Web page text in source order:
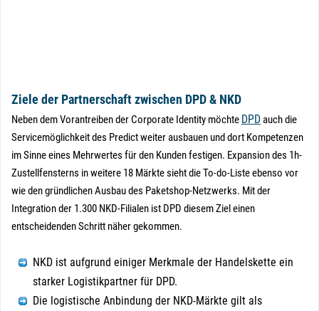
Ziele der Partnerschaft zwischen DPD & NKD
Neben dem Vorantreiben der Corporate Identity möchte DPDauch die
Servicemöglichkeit des Predict weiter ausbauen und dort Kompetenzen
im Sinne eines Mehrwertes für den Kunden festigen. Expansion des 1h-
Zustellfensterns in weitere 18 Märkte sieht die To-do-Liste ebenso vor
wie den gründlichen Ausbau des Paketshop-Netzwerks. Mit der
Integration der 1.300 NKD-Filialen ist DPD diesem Ziel einen
entscheidenden Schritt näher gekommen.
NKD ist aufgrund einiger Merkmale der Handelskette ein
starker Logistikpartner für DPD.
Die logistische Anbindung der NKD-Märkte gilt als